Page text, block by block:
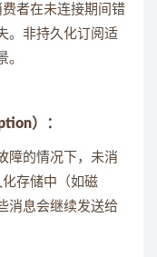
者在未连接期间错
。非持久化订阅适
。
） ：
障的情况下，未消
存储中（如磁
消息会继续发送给